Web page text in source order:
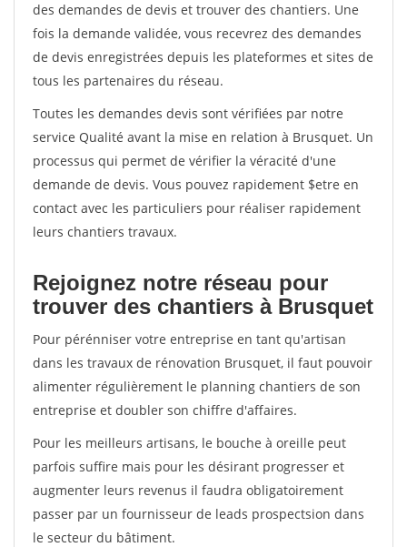
des demandes de devis et trouver des chantiers. Une
fois la demande validée, vous recevrez des demandes
de devis enregistrées depuis les plateformes et sites de
tous les partenaires du réseau.
Toutes les demandes devis sont vérifiées par notre
service Qualité avant la mise en relation à Brusquet. Un
processus qui permet de vérifier la véracité d'une
demande de devis. Vous pouvez rapidement $etre en
contact avec les particuliers pour réaliser rapidement
leurs chantiers travaux.
Rejoignez notre réseau pour
trouver des chantiers à Brusquet
Pour pérénniser votre entreprise en tant qu'artisan
dans les travaux de rénovation Brusquet, il faut pouvoir
alimenter régulièrement le planning chantiers de son
entreprise et doubler son chiffre d'affaires.
Pour les meilleurs artisans, le bouche à oreille peut
parfois suffire mais pour les désirant progresser et
augmenter leurs revenus il faudra obligatoirement
passer par un fournisseur de leads prospectsion dans
le secteur du bâtiment.